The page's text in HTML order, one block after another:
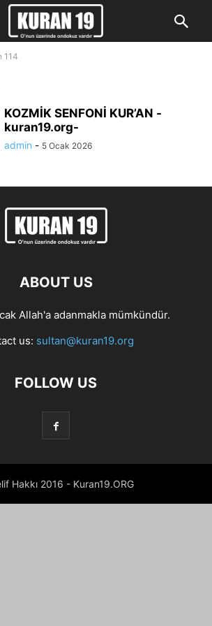
114
KOZMİK SENFONİ KUR’AN -
kuran19.org-
admin - 5 Ocak 2026
ABOUT US
Allah'a adanmakla mümkündür.
us: sultan@kuran19.org
FOLLOW US
Hakkı 2016 - Kuran19.ORG